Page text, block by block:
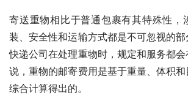
寄送重物相比于普通包裹有其特殊性，
装、安全性和运输方式都是不可忽视的
快递公司在处理重物时，规定和服务都
说，重物的邮寄费用是基于重量、体积
综合计算得出的。